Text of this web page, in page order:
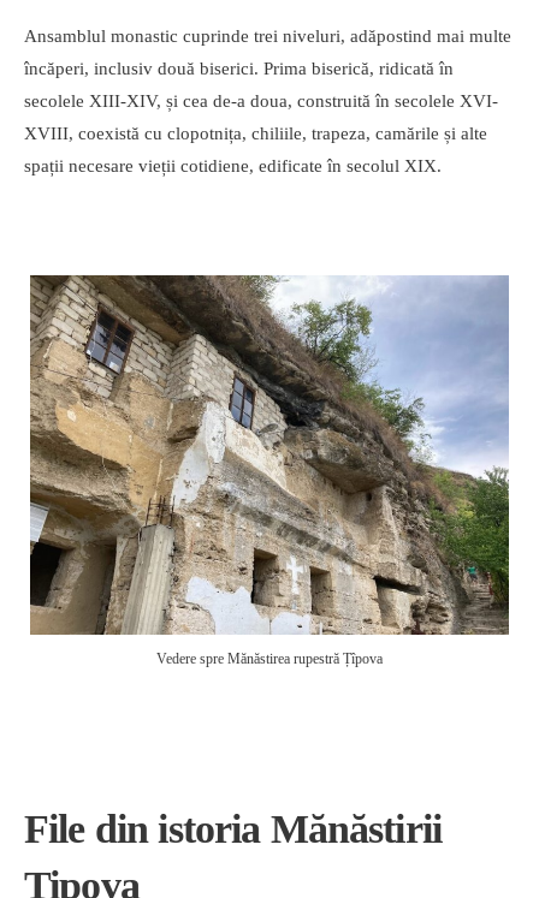
Ansamblul monastic cuprinde trei niveluri, adăpostind mai multe
încăperi, inclusiv două biserici. Prima biserică, ridicată în
secolele XIII-XIV, și cea de-a doua, construită în secolele XVI-
XVIII, coexistă cu clopotnița, chiliile, trapeza, camările și alte
spații necesare vieții cotidiene, edificate în secolul XIX.
Vedere spre Mănăstirea rupestră Țîpova
File din istoria Mănăstirii
Tipova